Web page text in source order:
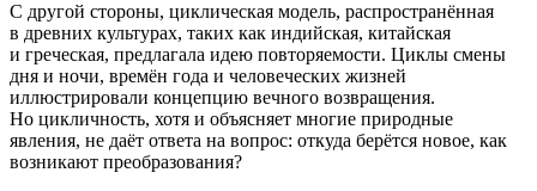
С другой стороны, циклическая модель, распространённая
в древних культурах, таких как индийская, китайская
и греческая, предлагала идею повторяемости. Циклы смены
дня и ночи, времён года и человеческих жизней
иллюстрировали концепцию вечного возвращения.
Но цикличность, хотя и объясняет многие природные
явления, не даёт ответа на вопрос: откуда берётся новое, как
возникают преобразования?